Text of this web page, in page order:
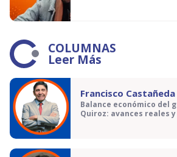
COLUMNAS
Leer Más
Francisco Castañeda
Balance económico del
Quiroz: avances reales